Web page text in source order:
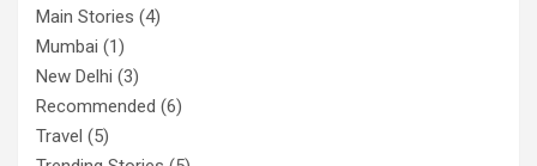
Main Stories (4)
Mumbai (1)
New Delhi (3)
Recommended (6)
Travel (5)